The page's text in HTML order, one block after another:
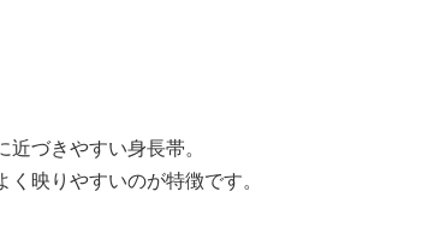
づきやすい身長帯。
映りやすいのが特徴です。